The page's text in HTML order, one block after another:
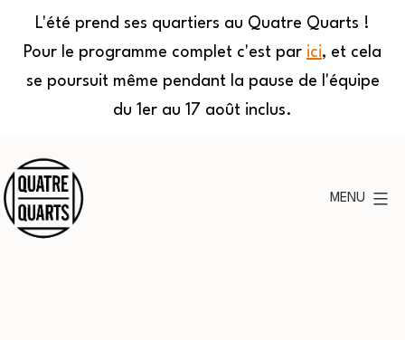
L'été prend ses quartiers au Quatre Quarts !
Pour le programme complet c'est par ici, et cela
se poursuit même pendant la pause de l'équipe
du 1er au 17 août inclus.
au
contenu
MENU